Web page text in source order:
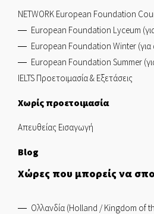
NETWORK European Foundation
European Foundation Lyceum
European Foundation Winter
European Foundation Summer
IELTS Προετοιμασία & Εξετάσεις
Χωρίς προετοιμασία
Απευθείας Εισαγωγή
Blog
Χώρες που μπορείς να
Ολλανδία (Holland / Kingdom of